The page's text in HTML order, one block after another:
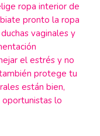
ropa interior de
pronto la ropa
vaginales y
el estrés y no
protege tu
están bien,
lo